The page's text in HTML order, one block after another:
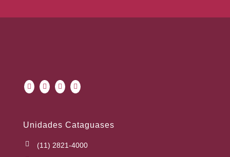
Unidades Cataguases
(11) 2821-4000